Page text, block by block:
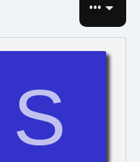
•••
S